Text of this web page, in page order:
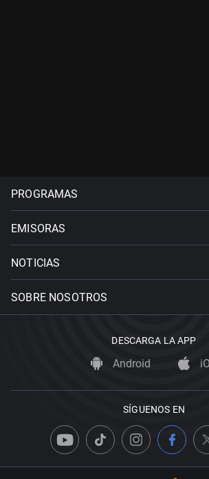
PROGRAMAS
EMISORAS
NOTICIAS
SOBRE NOSOTROS
DESCARGA LA APP
Android
SÍGUENOS EN